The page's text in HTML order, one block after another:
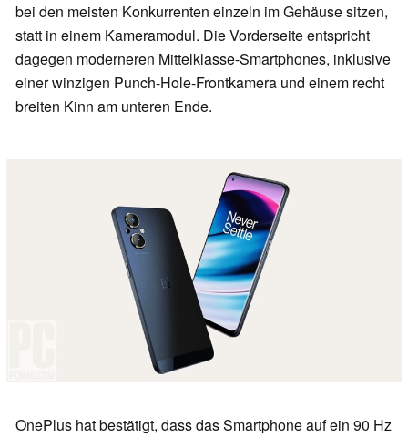
bei den meisten Konkurrenten einzeln im Gehäuse sitzen,
statt in einem Kameramodul. Die Vorderseite entspricht
dagegen moderneren Mittelklasse-Smartphones, inklusive
einer winzigen Punch-Hole-Frontkamera und einem recht
breiten Kinn am unteren Ende.
OnePlus hat bestätigt, dass das Smartphone auf ein 90 Hz